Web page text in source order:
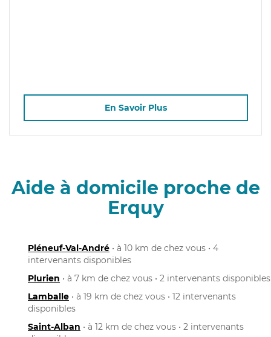
En Savoir Plus
Aide à domicile proche de
Erquy
Pléneuf-Val-André • à 10 km de chez vous • 4
intervenants disponibles
Plurien • à 7 km de chez vous • 2 intervenants disponibles
Lamballe • à 19 km de chez vous • 12 intervenants
disponibles
Saint-Alban • à 12 km de chez vous • 2 intervenants